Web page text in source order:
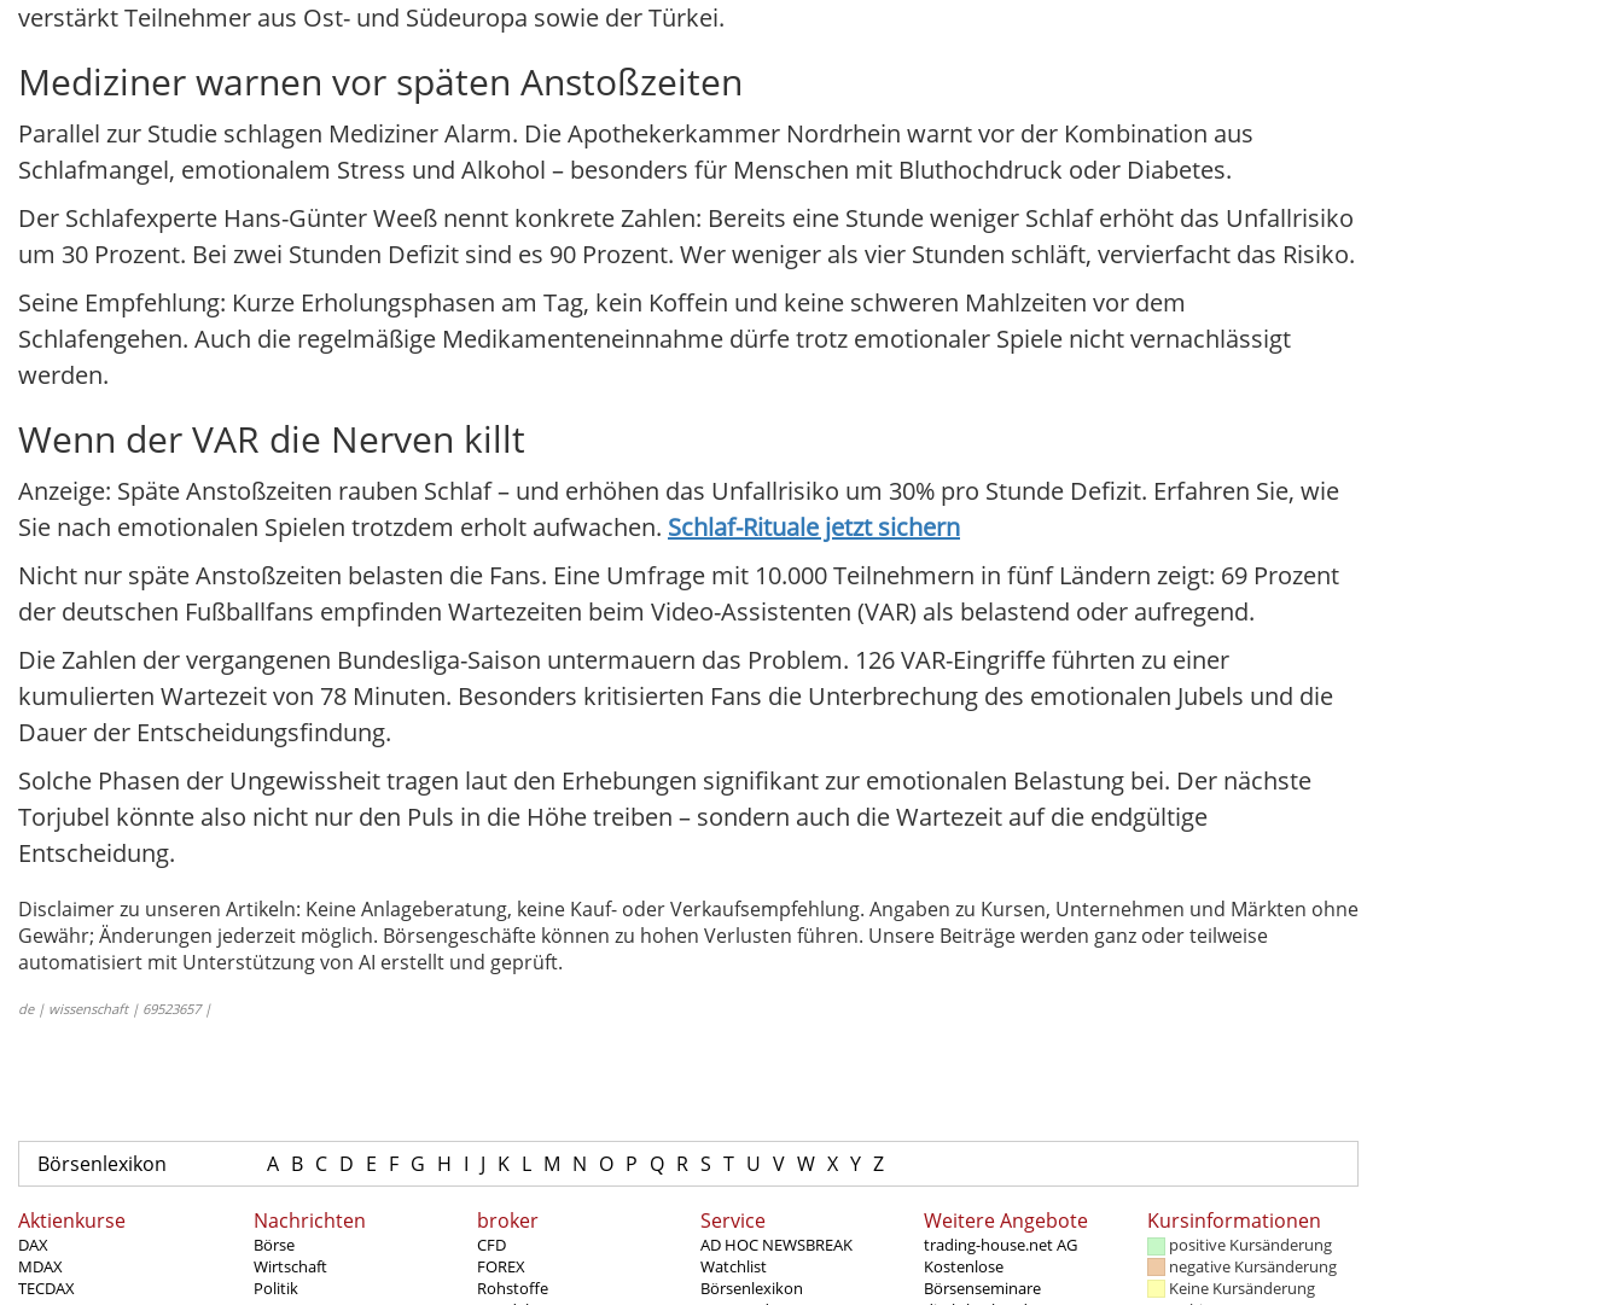
verstärkt Teilnehmer aus Ost- und Südeuropa sowie der Türkei.
Mediziner warnen vor späten Anstoßzeiten
Parallel zur Studie schlagen Mediziner Alarm. Die Apothekerkammer Nordrhein warnt vor der Kombination aus
Schlafmangel, emotionalem Stress und Alkohol – besonders für Menschen mit Bluthochdruck oder Diabetes.
Der Schlafexperte Hans-Günter Weeß nennt konkrete Zahlen: Bereits eine Stunde weniger Schlaf erhöht das Unfallrisiko
um 30 Prozent. Bei zwei Stunden Defizit sind es 90 Prozent. Wer weniger als vier Stunden schläft, vervierfacht das Risiko.
Seine Empfehlung: Kurze Erholungsphasen am Tag, kein Koffein und keine schweren Mahlzeiten vor dem
Schlafengehen. Auch die regelmäßige Medikamenteneinnahme dürfe trotz emotionaler Spiele nicht vernachlässigt
werden.
Wenn der VAR die Nerven killt
Anzeige: Späte Anstoßzeiten rauben Schlaf – und erhöhen das Unfallrisiko um 30% pro Stunde Defizit. Erfahren Sie, wie
Sie nach emotionalen Spielen trotzdem erholt aufwachen. Schlaf-Rituale jetzt sichern
Nicht nur späte Anstoßzeiten belasten die Fans. Eine Umfrage mit 10.000 Teilnehmern in fünf Ländern zeigt: 69 Prozent
der deutschen Fußballfans empfinden Wartezeiten beim Video-Assistenten (VAR) als belastend oder aufregend.
Die Zahlen der vergangenen Bundesliga-Saison untermauern das Problem. 126 VAR-Eingriffe führten zu einer
kumulierten Wartezeit von 78 Minuten. Besonders kritisierten Fans die Unterbrechung des emotionalen Jubels und die
Dauer der Entscheidungsfindung.
Solche Phasen der Ungewissheit tragen laut den Erhebungen signifikant zur emotionalen Belastung bei. Der nächste
Torjubel könnte also nicht nur den Puls in die Höhe treiben – sondern auch die Wartezeit auf die endgültige
Entscheidung.
Disclaimer zu unseren Artikeln: Keine Anlageberatung, keine Kauf- oder Verkaufsempfehlung. Angaben zu Kursen, Unternehmen und Märkten ohne
Gewähr; Änderungen jederzeit möglich. Börsengeschäfte können zu hohen Verlusten führen. Unsere Beiträge werden ganz oder teilweise
automatisiert mit Unterstützung von AI erstellt und geprüft.
de | wissenschaft | 69523657 |
Börsenlexikon A B C D E F G H I J K L M N O P Q R S T U V W X Y Z
Aktienkurse
DAX
MDAX
TECDAX
Nachrichten
Börse
Wirtschaft
Politik
broker
CFD
FOREX
Rohstoffe
Service
AD HOC NEWSBREAK
Watchlist
Börsenlexikon
Weitere Angebote
trading-house.net AG
Kostenlose
Börsenseminare
Kursinformationen
positive Kursänderung
negative Kursänderung
Keine Kursänderung